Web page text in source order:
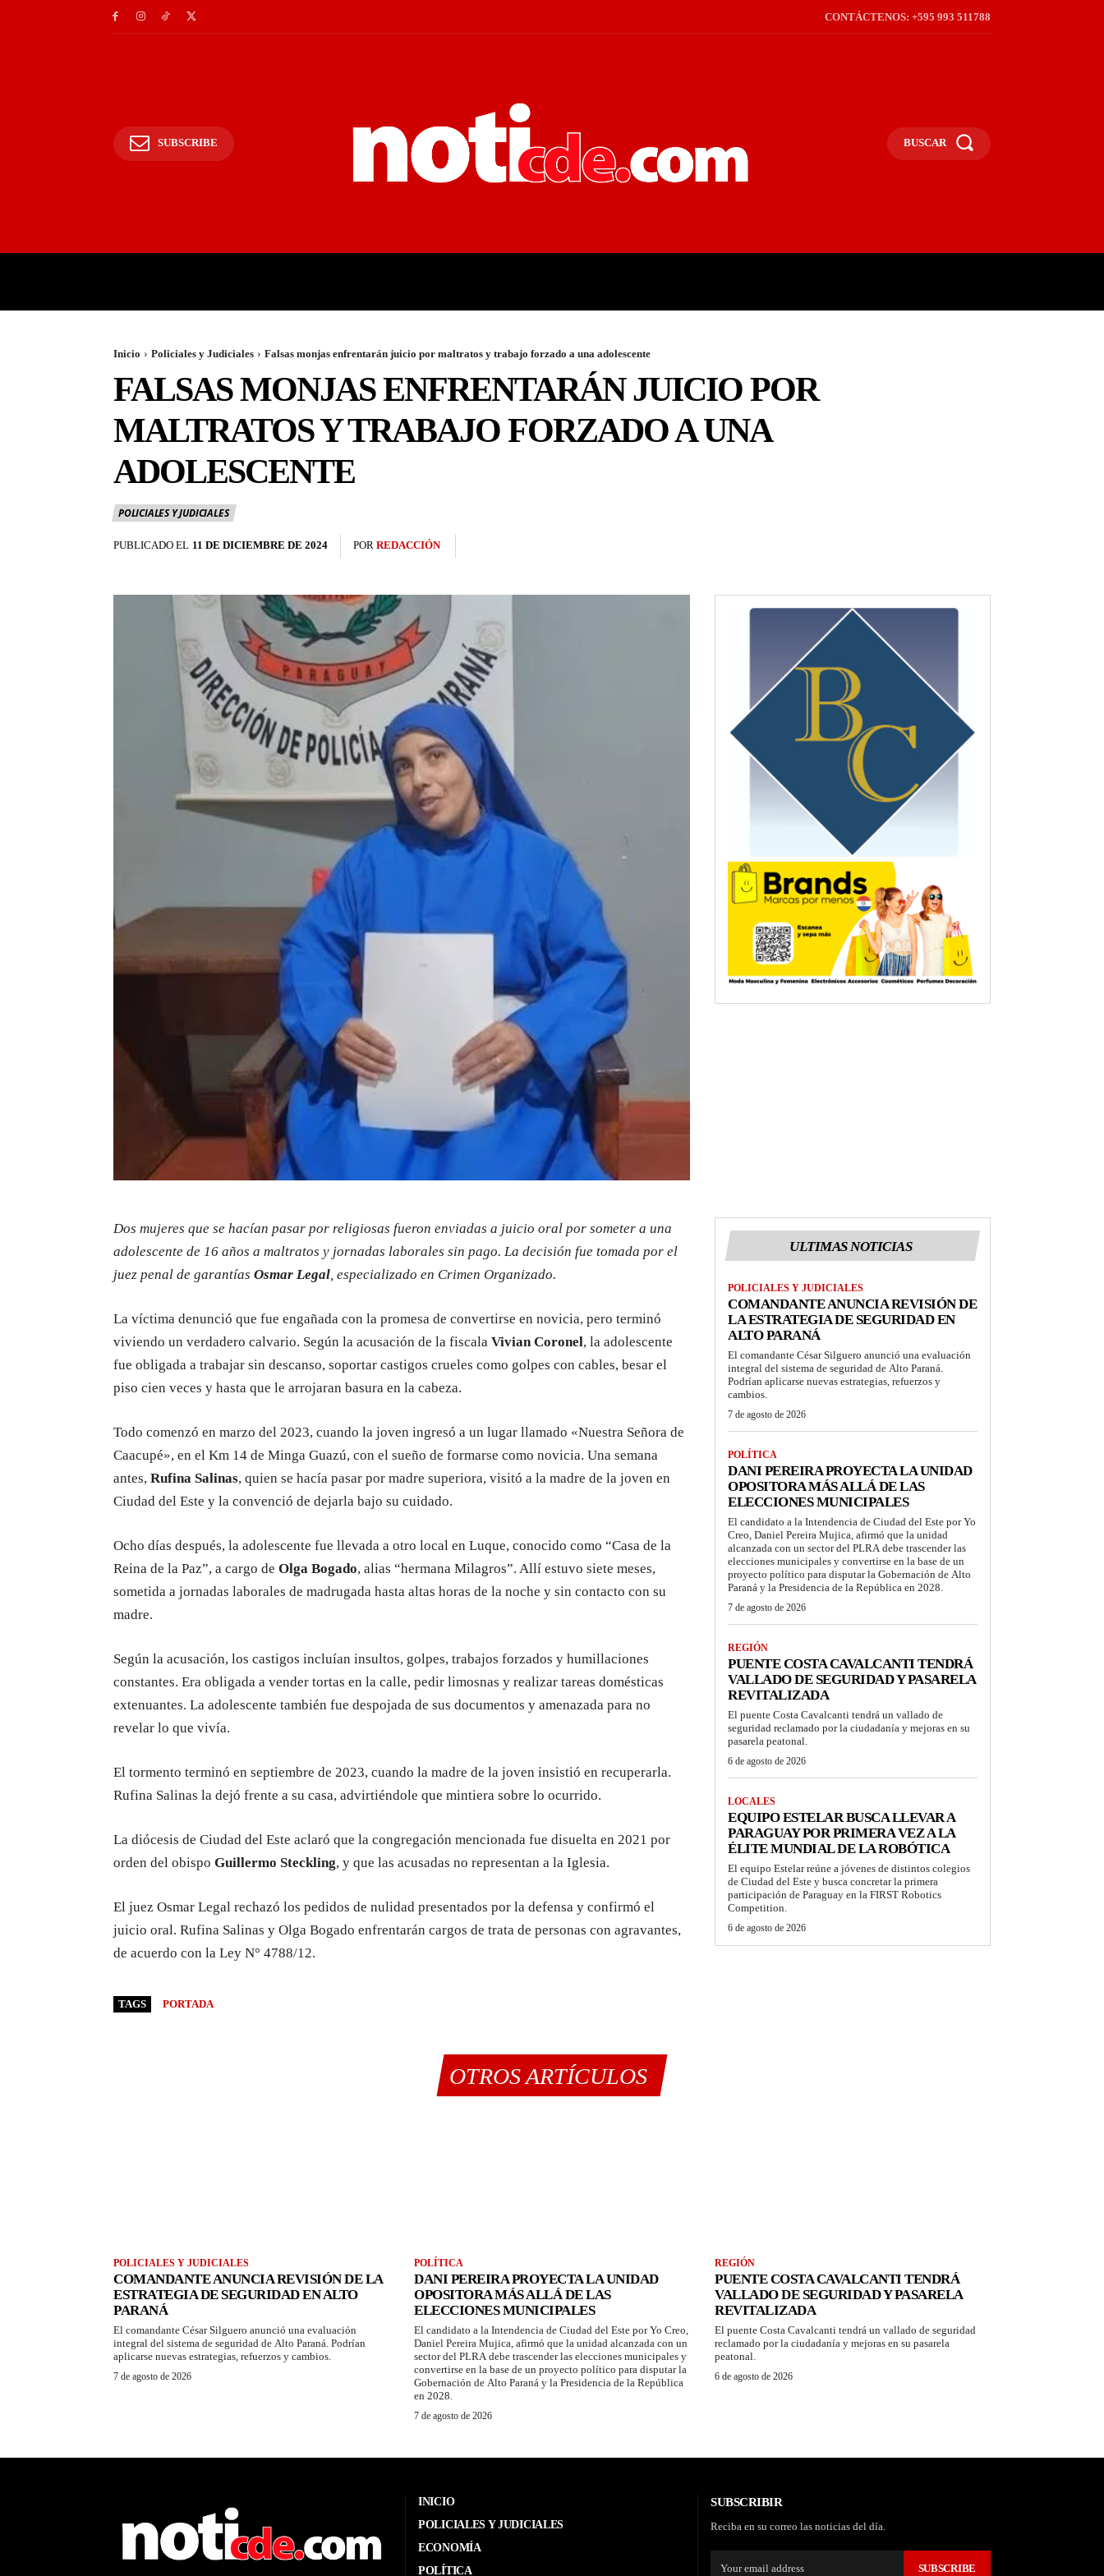
CONTÁCTENOS: +595 993 511788
SUBSCRIBE BUSCAR
Inicio Policiales y Judiciales Falsas monjas enfrentarán juicio por maltratos y trabajo forzado a una adolescente
FALSAS MONJAS ENFRENTARÁN JUICIO POR
MALTRATOS Y TRABAJO FORZADO A UNA
ADOLESCENTE
POLICIALES Y JUDICIALES
PUBLICADO EL 11 DE DICIEMBRE DE 2024 POR REDACCIÓN
Dos mujeres que se hacían pasar por religiosas fueron enviadas a juicio oral por someter a una
adolescente de 16 años a maltratos y jornadas laborales sin pago. La decisión fue tomada por el
juez penal de garantías Osmar Legal, especializado en Crimen Organizado.
La víctima denunció que fue engañada con la promesa de convertirse en novicia, pero terminó
viviendo un verdadero calvario. Según la acusación de la fiscala Vivian Coronel, la adolescente
fue obligada a trabajar sin descanso, soportar castigos crueles como golpes con cables, besar el
piso cien veces y hasta que le arrojaran basura en la cabeza.
Todo comenzó en marzo del 2023, cuando la joven ingresó a un lugar llamado «Nuestra Señora de
Caacupé», en el Km 14 de Minga Guazú, con el sueño de formarse como novicia. Una semana
antes, Rufina Salinas, quien se hacía pasar por madre superiora, visitó a la madre de la joven en
Ciudad del Este y la convenció de dejarla bajo su cuidado.
Ocho días después, la adolescente fue llevada a otro local en Luque, conocido como “Casa de la
Reina de la Paz”, a cargo de Olga Bogado, alias “hermana Milagros”. Allí estuvo siete meses,
sometida a jornadas laborales de madrugada hasta altas horas de la noche y sin contacto con su
madre.
Según la acusación, los castigos incluían insultos, golpes, trabajos forzados y humillaciones
constantes. Era obligada a vender tortas en la calle, pedir limosnas y realizar tareas domésticas
extenuantes. La adolescente también fue despojada de sus documentos y amenazada para no
revelar lo que vivía.
El tormento terminó en septiembre de 2023, cuando la madre de la joven insistió en recuperarla.
Rufina Salinas la dejó frente a su casa, advirtiéndole que mintiera sobre lo ocurrido.
La diócesis de Ciudad del Este aclaró que la congregación mencionada fue disuelta en 2021 por
orden del obispo Guillermo Steckling, y que las acusadas no representan a la Iglesia.
El juez Osmar Legal rechazó los pedidos de nulidad presentados por la defensa y confirmó el
juicio oral. Rufina Salinas y Olga Bogado enfrentarán cargos de trata de personas con agravantes,
de acuerdo con la Ley N° 4788/12.
TAGS PORTADA
ULTIMAS NOTICIAS
POLICIALES Y JUDICIALES
COMANDANTE ANUNCIA REVISIÓN DE
LA ESTRATEGIA DE SEGURIDAD EN
ALTO PARANÁ
El comandante César Silguero anunció una evaluación
integral del sistema de seguridad de Alto Paraná.
Podrían aplicarse nuevas estrategias, refuerzos y
cambios.
7 de agosto de 2026
POLÍTICA
DANI PEREIRA PROYECTA LA UNIDAD
OPOSITORA MÁS ALLÁ DE LAS
ELECCIONES MUNICIPALES
El candidato a la Intendencia de Ciudad del Este por Yo
Creo, Daniel Pereira Mujica, afirmó que la unidad
alcanzada con un sector del PLRA debe trascender las
elecciones municipales y convertirse en la base de un
proyecto político para disputar la Gobernación de Alto
Paraná y la Presidencia de la República en 2028.
7 de agosto de 2026
REGIÓN
PUENTE COSTA CAVALCANTI TENDRÁ
VALLADO DE SEGURIDAD Y PASARELA
REVITALIZADA
El puente Costa Cavalcanti tendrá un vallado de
seguridad reclamado por la ciudadanía y mejoras en su
pasarela peatonal.
6 de agosto de 2026
LOCALES
EQUIPO ESTELAR BUSCA LLEVAR A
PARAGUAY POR PRIMERA VEZ A LA
ÉLITE MUNDIAL DE LA ROBÓTICA
El equipo Estelar reúne a jóvenes de distintos colegios
de Ciudad del Este y busca concretar la primera
participación de Paraguay en la FIRST Robotics
Competition.
6 de agosto de 2026
OTROS ARTÍCULOS
POLICIALES Y JUDICIALES
COMANDANTE ANUNCIA REVISIÓN DE LA
ESTRATEGIA DE SEGURIDAD EN ALTO
PARANÁ
El comandante César Silguero anunció una evaluación
integral del sistema de seguridad de Alto Paraná. Podrían
aplicarse nuevas estrategias, refuerzos y cambios.
7 de agosto de 2026
POLÍTICA
DANI PEREIRA PROYECTA LA UNIDAD
OPOSITORA MÁS ALLÁ DE LAS
ELECCIONES MUNICIPALES
El candidato a la Intendencia de Ciudad del Este por Yo Creo,
Daniel Pereira Mujica, afirmó que la unidad alcanzada con un
sector del PLRA debe trascender las elecciones municipales y
convertirse en la base de un proyecto político para disputar la
Gobernación de Alto Paraná y la Presidencia de la República
en 2028.
7 de agosto de 2026
REGIÓN
PUENTE COSTA CAVALCANTI TENDRÁ
VALLADO DE SEGURIDAD Y PASARELA
REVITALIZADA
El puente Costa Cavalcanti tendrá un vallado de seguridad
reclamado por la ciudadanía y mejoras en su pasarela
peatonal.
6 de agosto de 2026
INICIO
POLICIALES Y JUDICIALES
ECONOMÍA
POLÍTICA
SUBSCRIBIR
Reciba en su correo las noticias del día.
SUBSCRIBE